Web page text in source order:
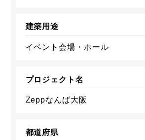
建築用途
イベント会場・ホール
プロジェクト名
Zeppなんば大阪
都道府県